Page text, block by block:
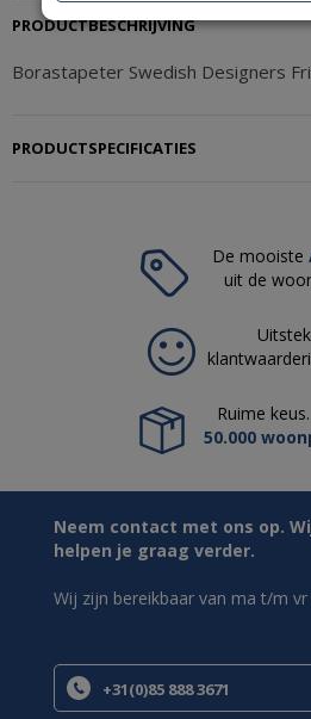
PRODUCTBESCHRIJVING
Borastapeter Swedish Designers
PRODUCTSPECIFICATIES
De mooiste
uit de
Ruime
50.000
Neem contact met ons op.
helpen je graag verder.
Wij zijn bereikbaar van ma t/m
+31(0)85 888 3671